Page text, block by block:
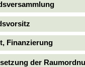
Finanzierung
der